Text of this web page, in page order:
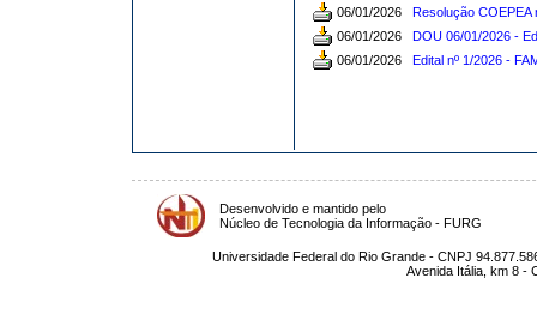
06/01/2026
Resolução COEPEA
06/01/2026
DOU 06/01/2026 -
06/01/2026
Edital nº 1/2026 -
Desenvolvido e mantido pelo
Núcleo de Tecnologia da Informação - FURG
Universidade Federal do Rio Grande - CNPJ
Avenida Itália, km 8 -